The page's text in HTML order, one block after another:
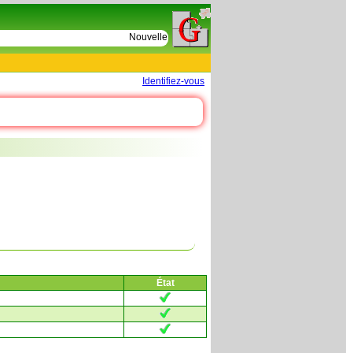
Nouvelles tables : 664 actes de D Le Cercueil
Identifiez-vous
État